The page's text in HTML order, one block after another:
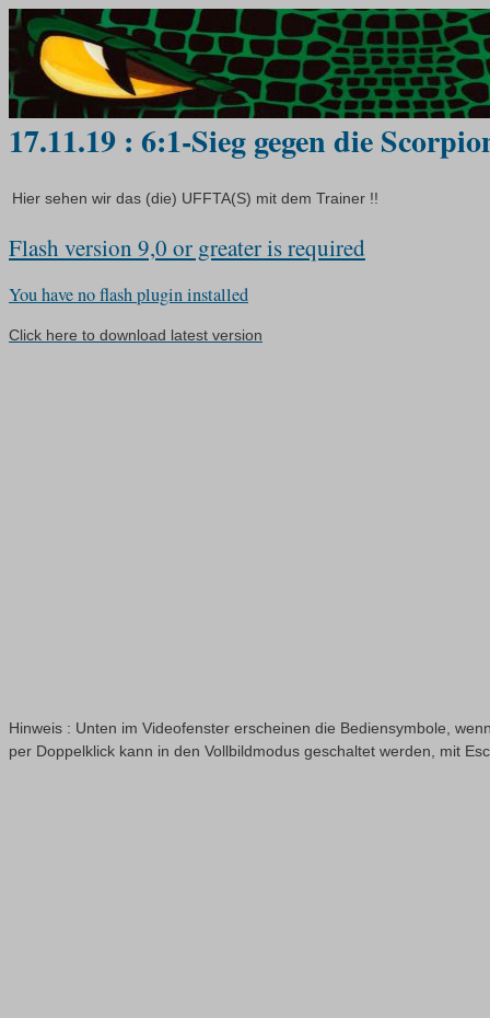
17.11.19 : 6:1-Sieg gegen die
Hier sehen wir das (die) UFFTA(S) mit dem Trainer !!
Flash version 9,0 or greater is required
You have no flash plugin installed
Click here to download latest version
Hinweis : Unten im Videofenster erscheinen die Bediensymbole,
per Doppelklick kann in den Vollbildmodus geschaltet werden, mit